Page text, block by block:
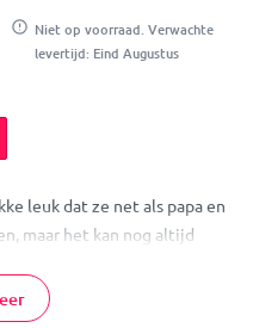
Niet op voorraad. Verwachte
levertijd: Eind Augustus
leuk dat ze net als papa en
maar het kan nog altijd
in het achterhoofd.